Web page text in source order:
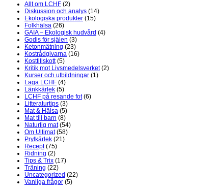
Allt om LCHF (2)
Diskussion och analys (14)
Ekologiska produkter (15)
Folkhälsa (26)
GAIA – Ekologisk hudvård (4)
Godis för själen (3)
Ketonmätning (23)
Kostrådgivarna (16)
Kosttillskott(5)
Kritik mot Livsmedelsverket(2)
Kurser och utbildningar (1)
Laga LCHF (4)
Länkkärlek (5)
LCHF på resande fot(6)
Litteraturtips (3)
Mat & Hälsa (5)
Mat till barn (8)
Naturlig mat(54)
Om Ultimat(58)
Prylkärlek (21)
Recept(75)
Ridning (2)
Tips & Trix (17)
Träning (22)
Uncategorized (22)
Vanliga frågor (5)